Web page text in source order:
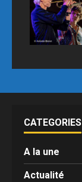
CATEGORIES
A la une
Actualité